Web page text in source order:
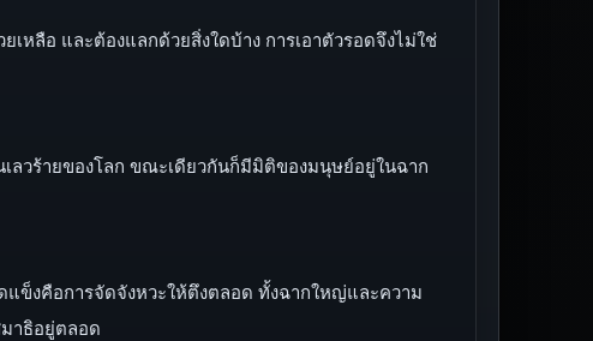
หลือ และต้องแลกด้วยสิ่งใดบ้าง การเอาตัวรอดจึงไม่ใช่
เลวร้ายของโลก ขณะเดียวกันก็มีมิติของมนุษย์อยู่ในฉาก
ข็งคือการจัดจังหวะให้ตึงตลอด ทั้งฉากใหญ่และความ
าธิอยู่ตลอด